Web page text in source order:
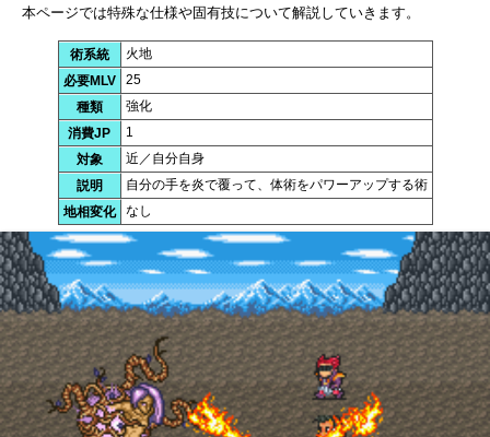
本ページでは特殊な仕様や固有技について解説していきます。
術系統
火地
必要MLV
25
種類
強化
消費JP
1
対象
近／自分自身
説明
自分の手を炎で覆って、体術をパワーアップする術
地相変化
なし